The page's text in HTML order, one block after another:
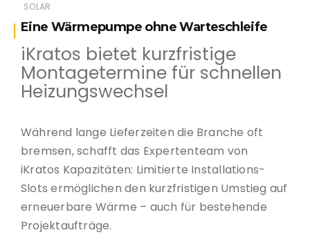
SOLAR
Eine Wärmepumpe ohne Warteschleife
iKratos bietet kurzfristige
Montagetermine für schnellen
Heizungswechsel
Während lange Lieferzeiten die Branche oft
bremsen, schafft das Expertenteam von
iKratos Kapazitäten: Limitierte Installations-
Slots ermöglichen den kurzfristigen Umstieg auf
erneuerbare Wärme – auch für bestehende
Projektaufträge.